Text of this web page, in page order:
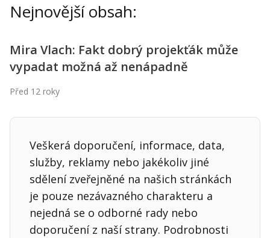
Inzerce
Přihlášení
Kontakt
Obchodní podmínky
Hledaná fráze Hledat
Nejnovější obsah:
Mira Vlach: Fakt dobrý projekťák může
vypadat možná až nenápadně
Před 12 roky
Veškerá doporučení, informace, data,
služby, reklamy nebo jakékoliv jiné
sdělení zveřejněné na našich stránkách
je pouze nezávazného charakteru a
nejedná se o odborné rady nebo
doporučení z naší strany. Podrobnosti